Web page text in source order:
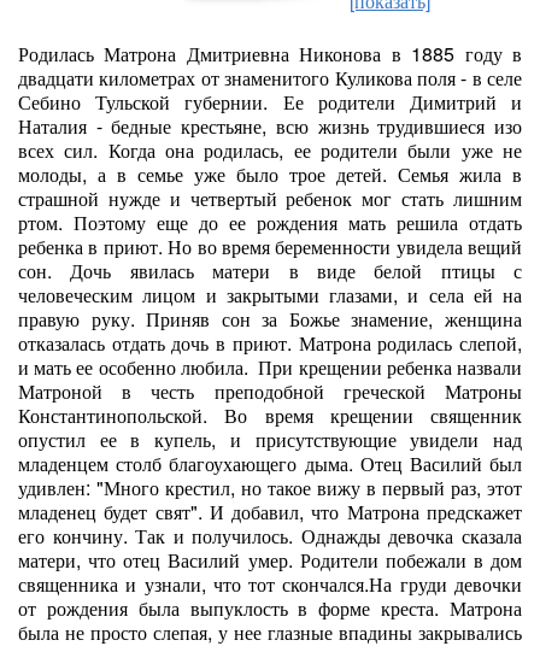
Родилась Матрона Дмитриевна Никонова в 1885 году в
двадцати километрах от знаменитого Куликова поля - в селе
Себино Тульской губернии. Ее родители Димитрий и
Наталия - бедные крестьяне, всю жизнь трудившиеся изо
всех сил. Когда она родилась, ее родители были уже не
молоды, а в семье уже было трое детей. Семья жила в
страшной нужде и четвертый ребенок мог стать лишним
ртом. Поэтому еще до ее рождения мать решила отдать
ребенка в приют. Но во время беременности увидела вещий
сон. Дочь явилась матери в виде белой птицы с
человеческим лицом и закрытыми глазами, и села ей на
правую руку. Приняв сон за Божье знамение, женщина
отказалась отдать дочь в приют. Матрона родилась слепой,
и мать ее особенно любила. При крещении ребенка назвали
Матроной в честь преподобной греческой Матроны
Константинопольской. Во время крещении священник
опустил ее в купель, и присутствующие увидели над
младенцем столб благоухающего дыма. Отец Василий был
удивлен: "Много крестил, но такое вижу в первый раз, этот
младенец будет свят". И добавил, что Матрона предскажет
его кончину. Так и получилось. Однажды девочка сказала
матери, что отец Василий умер. Родители побежали в дом
священника и узнали, что тот скончался.На груди девочки
от рождения была выпуклость в форме креста. Матрона
была не просто слепая, у нее глазные впадины закрывались